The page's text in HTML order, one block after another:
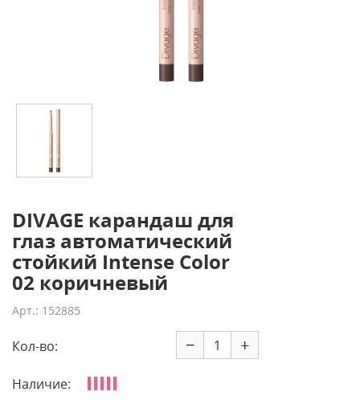
DIVAGE карандаш для
глаз автоматический
стойкий Intense Color
02 коричневый
Арт.: 152885
Кол-во: − +
Наличие: